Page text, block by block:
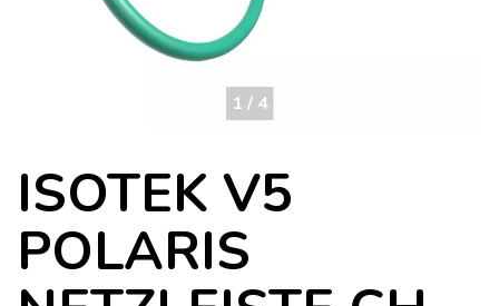
1 / 4
ISOTEK V5
POLARIS